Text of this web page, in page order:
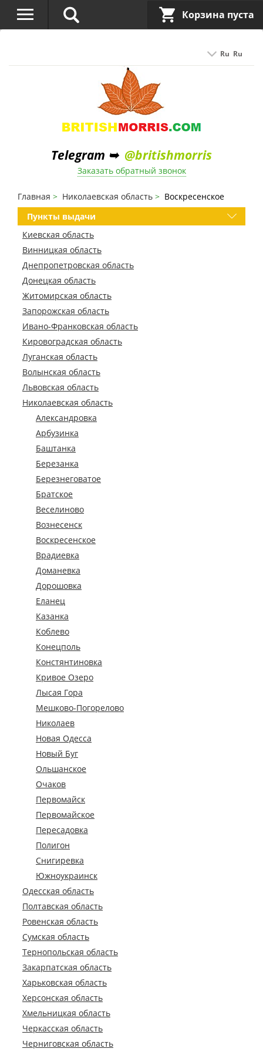
Ru Ru
Telegram ➥ @britishmorris
Заказать обратный звонок
Корзина пуста
Главная Николаевская область
Воскресенское
Пункты выдачи
Киевская область
Винницкая область
Днепропетровская область
Донецкая область
Житомирская область
Запорожская область
Ивано-Франковская область
Кировоградская область
Луганская область
Волынская область
Львовская область
Николаевская область
Александровка
Арбузинка
Баштанка
Березанка
Березнеговатое
Братское
Веселиново
Вознесенск
Воскресенское
Врадиевка
Доманевка
Дорошовка
Еланец
Казанка
Коблево
Конецполь
Констянтиновка
Кривое Озеро
Лысая Гора
Мешково-Погорелово
Николаев
Новая Одесса
Новый Буг
Ольшанское
Очаков
Первомайск
Первомайское
Пересадовка
Полигон
Снигиревка
Южноукраинск
Одесская область
Полтавская область
Ровенская область
Сумская область
Тернопольская область
Закарпатская область
Харьковская область
Херсонская область
Хмельницкая область
Черкасская область
Черниговская область